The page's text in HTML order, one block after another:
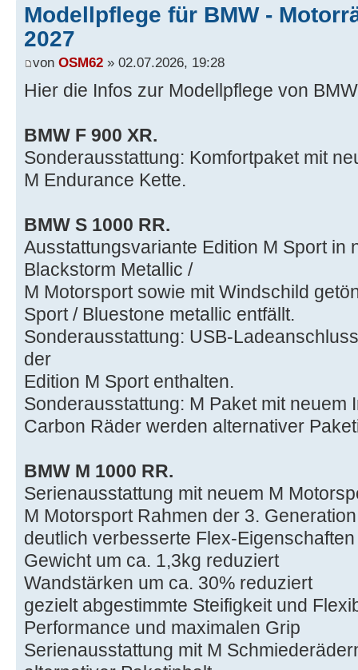
Modellpflege für BMW -
2027
von OSM62 » 02.07.2026, 19:28
Hier die Infos zur Modellpflege von
BMW F 900 XR.
Sonderausstattung: Komfortpaket mit
M Endurance Kette.
BMW S 1000 RR.
Ausstattungsvariante Edition M Sport in
Blackstorm Metallic /
M Motorsport sowie mit Windschild
Sport / Bluestone metallic entfällt.
Sonderausstattung: USB-
der
Edition M Sport enthalten.
Sonderausstattung: M Paket mit neuem
Carbon Räder werden alternativer
BMW M 1000 RR.
Serienausstattung mit neuem M
M Motorsport Rahmen der 3. Generation
deutlich verbesserte Flex-Eigenschaften
Gewicht um ca. 1,3kg reduziert
Wandstärken um ca. 30% reduziert
gezielt abgestimmte Steifigkeit und
Performance und maximalen Grip
Serienausstattung mit M